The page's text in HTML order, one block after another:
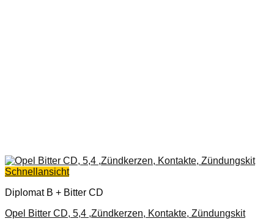
Schnellansicht
Diplomat B + Bitter CD
Opel Bitter CD, 5,4 ,Zündkerzen, Kontakte, Zündungskit